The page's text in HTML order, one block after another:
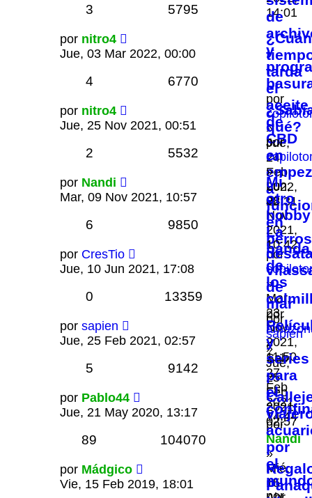
14:01
de
y
por
»
Jue,
24
Feb
2022,
22:31
3 5795
por nitro4
Jue, 03 Mar 2022, 00:00
tarda
el
aceite
de
CBD
en
a
en
por
»
Mar,
23
Nov
2021,
11:50
4 6770
por nitro4
Jue, 25 Nov 2021, 00:51
qué?
por
»
Lun,
08
Nov
2021,
10:42
2 5532
por Nandi
Mar, 09 Nov 2021, 10:57
Mi
otro
La
banda
de
los
por
»
Sab,
27
Feb
2021,
14:44
6 9850
por CresTio
Jue, 10 Jun 2021, 17:08
de
mar
por
sapien
»
Jue,
25
Feb
2021,
02:57
0 13359
por sapien
Jue, 25 Feb 2021, 02:57
y
series
para
el
por
Nandi
»
Mié,
15
5 9142
por Pablo44
Jue, 21 May 2020, 13:17
por
el
89 104070
por Mádgico
Vie, 15 Feb 2019, 18:01